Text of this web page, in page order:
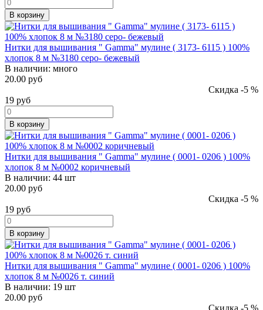
В корзину
Нитки для вышивания " Gamma" мулине ( 3173- 6115 ) 100%
хлопок 8 м №3180 серо- бежевый
В наличии: много
20.00 руб
Скидка -5 %
19 руб
В корзину
Нитки для вышивания " Gamma" мулине ( 0001- 0206 ) 100%
хлопок 8 м №0002 коричневый
В наличии: 44 шт
20.00 руб
Скидка -5 %
19 руб
В корзину
Нитки для вышивания " Gamma" мулине ( 0001- 0206 ) 100%
хлопок 8 м №0026 т. синий
В наличии: 19 шт
20.00 руб
Скидка -5 %